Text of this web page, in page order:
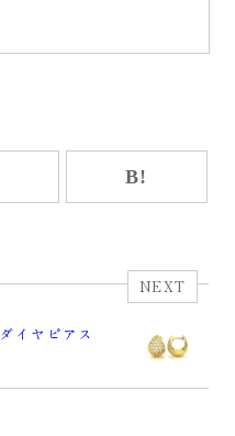
NEXT
ダイヤピアス